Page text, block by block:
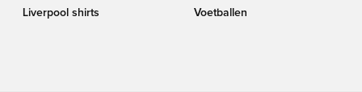
Liverpool shirts Voetballen